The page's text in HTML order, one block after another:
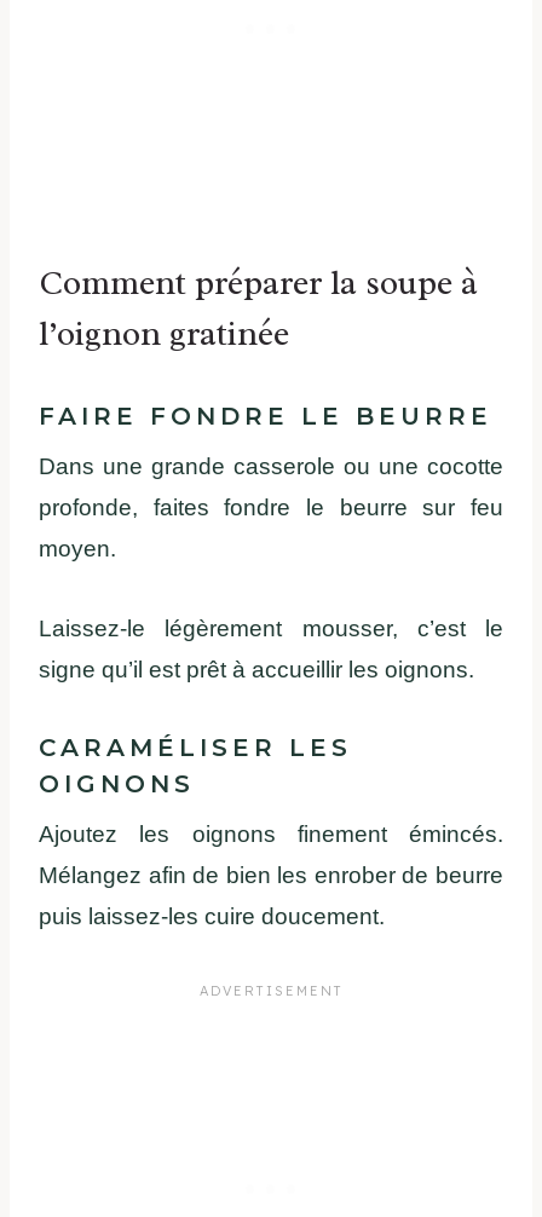
Comment préparer la soupe à
l’oignon gratinée
FAIRE FONDRE LE BEURRE
Dans une grande casserole ou une cocotte
profonde, faites fondre le beurre sur feu
moyen.
Laissez-le légèrement mousser, c’estle
signe qu’il est prêt à accueillir les oignons.
CARAMÉLISER
LES
OIGNONS
Ajoutez les oignons finement émincés.
Mélangez afin de bien les enrober de beurre
puis laissez-les cuire doucement.